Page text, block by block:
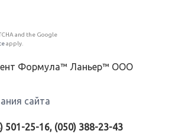
and the Google
apply.
Формула™ Ланьер™ ООО
сайта
501-25-16, (050) 388-23-43